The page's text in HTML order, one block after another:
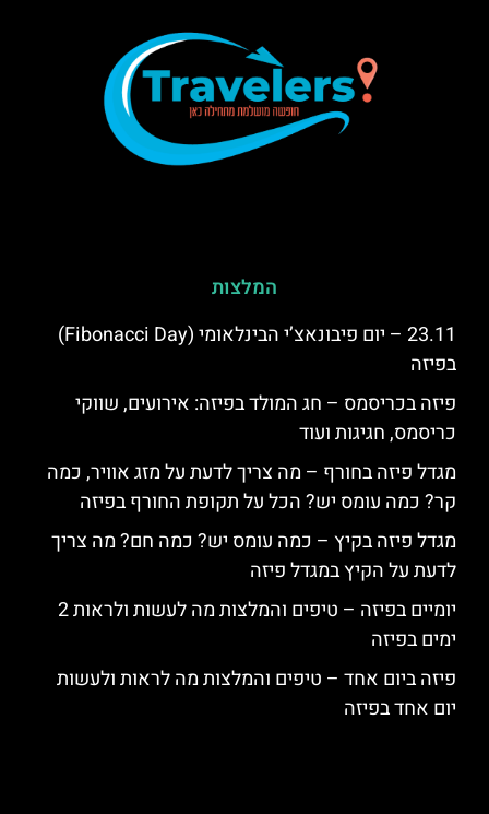
המלצות
23.11 – יום פיבונאצ’י הבינלאומי (Fibonacci Day)
בפיזה
פיזה בכריסמס – חג המולד בפיזה: אירועים, שווקי
כריסמס, חגיגות ועוד
מגדל פיזה בחורף – מה צריך לדעת על מזג אוויר, כמה
קר? כמה עומס יש? הכל על תקופת החורף בפיזה
מגדל פיזה בקיץ – כמה עומס יש? כמה חם? מה צריך
לדעת על הקיץ במגדל פיזה
יומיים בפיזה – טיפים והמלצות מה לעשות ולראות 2
ימים בפיזה
פיזה ביום אחד – טיפים והמלצות מה לראות ולעשות
יום אחד בפיזה